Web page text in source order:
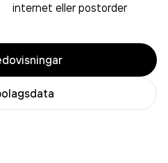
internet eller postorder